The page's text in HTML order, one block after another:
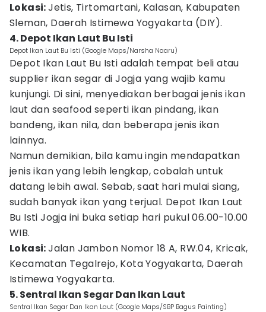
Lokasi:Jetis, Tirtomartani, Kalasan, Kabupaten
Sleman, Daerah Istimewa Yogyakarta (DIY).
4. Depot Ikan Laut Bu Isti
Depot Ikan Laut Bu Isti (Google Maps/Narsha Naaru)
Depot Ikan Laut Bu Isti adalah tempat beli atau
supplier ikan segar di Jogja yang wajib kamu
kunjungi. Di sini, menyediakan berbagai jenis ikan
laut dan seafood seperti ikan pindang, ikan
bandeng, ikan nila, dan beberapa jenis ikan
lainnya.
Namun demikian, bila kamu ingin mendapatkan
jenis ikan yang lebih lengkap, cobalah untuk
datang lebih awal. Sebab, saat hari mulai siang,
sudah banyak ikan yang terjual. Depot Ikan Laut
Bu Isti Jogja ini buka setiap hari pukul 06.00-10.00
WIB.
Lokasi:Jalan Jambon Nomor 18 A, RW.04, Kricak,
Kecamatan Tegalrejo, Kota Yogyakarta, Daerah
Istimewa Yogyakarta.
5. Sentral Ikan Segar Dan Ikan Laut
Sentral Ikan Segar Dan Ikan Laut (Google Maps/SBP Bagus Painting)